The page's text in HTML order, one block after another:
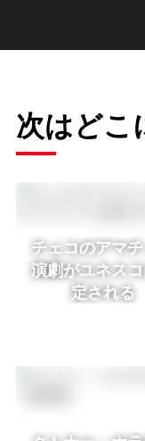
次はどこ
チェコのアマ
演劇がユネス
定される